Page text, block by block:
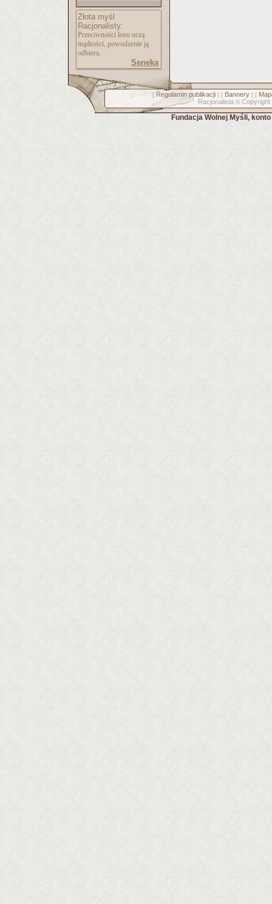
Złota myśl
Racjonalisty:
Przeciwności losu uczą
mądrości, powodzenie ją
odbiera.
Seneka
[ Regulamin publikacji] [ Bannery] [
Racjonalista © Copyright
Fundacja Wolnej Myśli,